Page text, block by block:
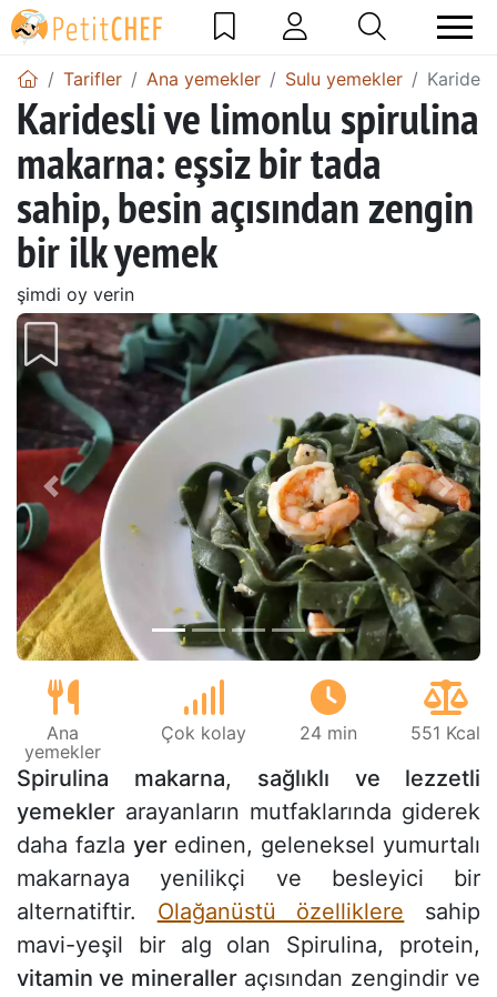
Tarifler Ana yemekler Sulu yemekler
Karidesli ve limonlu spirulina
makarna: eşsiz bir tada
sahip, besin açısından zengin
bir ilk yemek
şimdi oy verin
Önceki
Ana
yemekler
Çok kolay 24 min 551 Kcal
Spirulina makarna, sağlıklı ve lezzetli
yemekler arayanların mutfaklarında giderek
daha fazla yeredinen, geleneksel yumurtalı
makarnaya yenilikçi ve besleyici bir
alternatiftir. Olağanüstü özelliklere sahip
mavi-yeşil bir alg olan Spirulina, protein,
vitamin ve mineralleraçısından zengindir ve